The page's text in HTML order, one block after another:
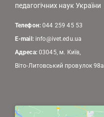
педагогічних наук України
Телефон:044 259 45 53
E-mail: info@ivet.edu.ua
Адреса:03045, м. Київ,
Віто-Литовський провулок 98а